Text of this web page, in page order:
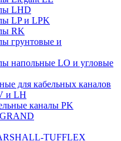
LHD
LP и LPK
RK
грунтовые и
напольные LO и угловые
для кабельных каналов
и LH
каналы PK
TUFFLEX